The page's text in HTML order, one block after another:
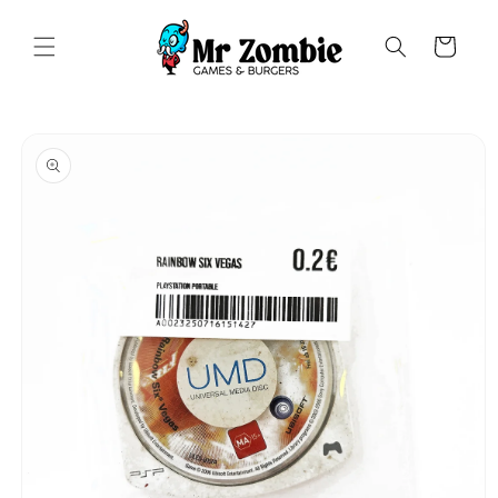
conteúdo
Carrinho
informação
do produto